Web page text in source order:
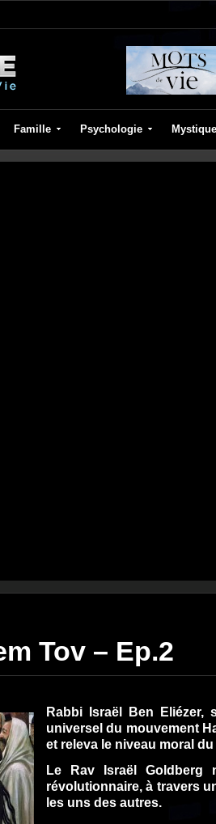
Famille Psychologie Mystique
Tov – Ep.2
Rabbi Israël Ben Eliézer,
universel du mouvement
et releva le niveau moral
Le Rav Israël
révolutionnaire, à travers
les uns des autres.